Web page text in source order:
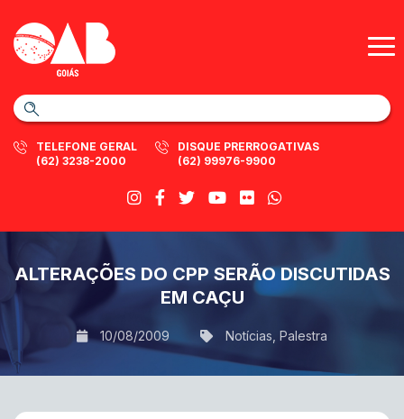
TELEFONE GERAL
(62) 3238-2000
DISQUE PRERROGATIVAS
(62) 99976-9900
ALTERAÇÕES DO CPP SERÃO DISCUTIDAS
EM CAÇU
10/08/2009 Notícias Palestra